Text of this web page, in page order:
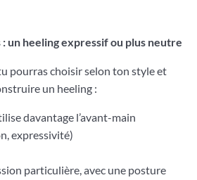
un heeling expressif ou plus neutre
pourras choisir selon ton style et
un heeling :
davantage l’avant-main
expressivité)
particulière, avec une posture